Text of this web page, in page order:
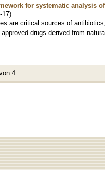
for systematic analysis
17)
are critical sources of
drugs derived from
4